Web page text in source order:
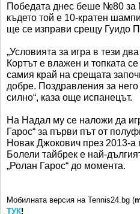
Победата днес беше №80 за
където той е 10-кратен
ще се изправи срещу Гуидо
„Условията за игра в тези
Кортът е влажен и топката
самия край на срещата
добре. Поздравления за
силно“, каза още испанецът.
На Надал му се наложи да
Гарос“ за първи път от
Новак Джокович през 2013-
Болели тайбрек е най-
„Ролан Гарос“ до момента.
Мобилната версия на Tennis24.bg (
ТУК!